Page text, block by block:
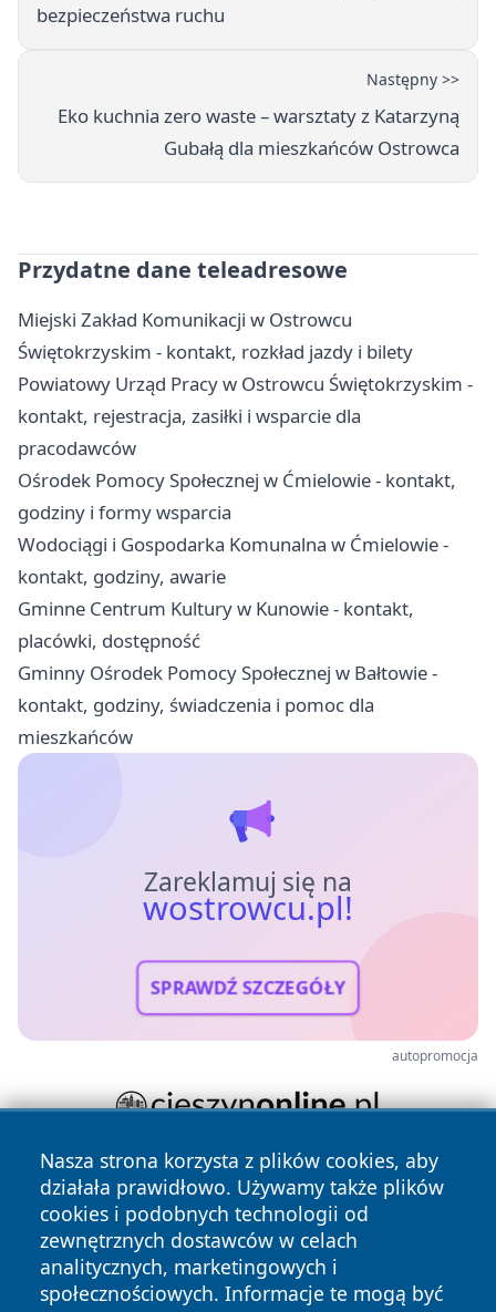
bezpieczeństwa ruchu
Następny >>
Eko kuchnia zero waste – warsztaty z Katarzyną
Gubałą dla mieszkańców Ostrowca
Przydatne dane teleadresowe
Miejski Zakład Komunikacji w Ostrowcu
Świętokrzyskim - kontakt, rozkład jazdy i bilety
Powiatowy Urząd Pracy w Ostrowcu Świętokrzyskim -
kontakt, rejestracja, zasiłki i wsparcie dla
pracodawców
Ośrodek Pomocy Społecznej w Ćmielowie - kontakt,
godziny i formy wsparcia
Wodociągi i Gospodarka Komunalna w Ćmielowie -
kontakt, godziny, awarie
Gminne Centrum Kultury w Kunowie - kontakt,
placówki, dostępność
Gminny Ośrodek Pomocy Społecznej w Bałtowie -
kontakt, godziny, świadczenia i pomoc dla
mieszkańców
Zareklamuj się na
wostrowcu.pl!
SPRAWDŹ SZCZEGÓŁY
autopromocja
Nasza strona korzysta z plików cookies, aby
działała prawidłowo. Używamy także plików
cookies i podobnych technologii od
zewnętrznych dostawców w celach
analitycznych, marketingowych i
społecznościowych. Informacje te mogą być
Copyright © 2026 wostrowcu.pl Wszystkie prawa zastrzeżone.